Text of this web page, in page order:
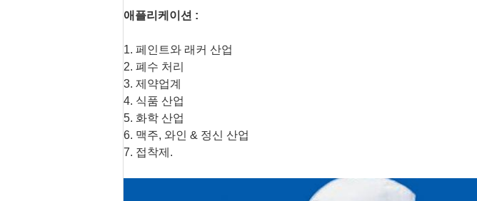
애플리케이션 :
1. 페인트와 래커 산업
2. 폐수 처리
3. 제약업계
4. 식품 산업
5. 화학 산업
6. 맥주, 와인 & 정신 산업
7. 접착제.